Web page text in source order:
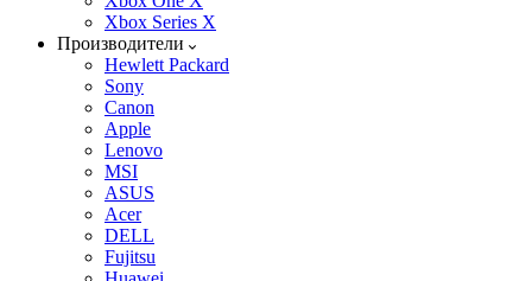
Xbox Series X
Производители
Hewlett Packard
Sony
Canon
Apple
Lenovo
MSI
ASUS
Acer
DELL
Fujitsu